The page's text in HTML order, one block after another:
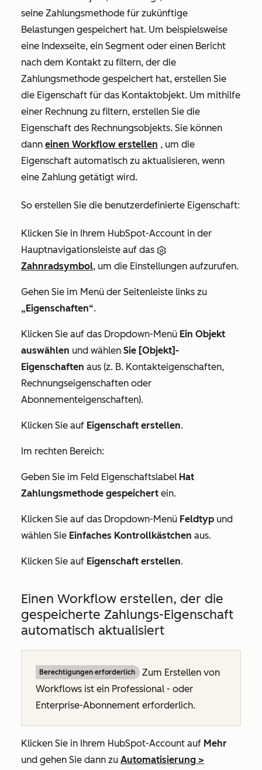
seine Zahlungsmethode für zukünftige
Belastungen gespeichert hat. Um beispielsweise
eine Indexseite, ein Segment oder einen Bericht
nach dem Kontakt zu filtern, der die
Zahlungsmethode gespeichert hat, erstellen Sie
die Eigenschaft für das Kontaktobjekt. Um mithilfe
einer Rechnung zu filtern, erstellen Sie die
Eigenschaft des Rechnungsobjekts. Sie können
dann einen Workflow erstellen , um die
Eigenschaft automatisch zu aktualisieren, wenn
eine Zahlung getätigt wird.
So erstellen Sie die benutzerdefinierte Eigenschaft:
Klicken Sie in Ihrem HubSpot-Account in der
Hauptnavigationsleiste auf das
Zahnradsymbol, um die Einstellungen aufzurufen.
Gehen Sie im Menü der Seitenleiste links zu
„Eigenschaften“.
Klicken Sie auf das Dropdown-Menü Ein Objekt
auswählen und wählen Sie [Objekt]-
Eigenschaften aus (z. B. Kontakteigenschaften,
Rechnungseigenschaften oder
Abonnementeigenschaften).
Klicken Sie auf Eigenschaft erstellen.
Im rechten Bereich:
Geben Sie im Feld Eigenschaftslabel Hat
Zahlungsmethode gespeichert ein.
Klicken Sie auf das Dropdown-Menü Feldtyp und
wählen Sie Einfaches Kontrollkästchen aus.
Klicken Sie auf Eigenschaft erstellen.
Einen Workflow erstellen, der die
gespeicherte Zahlungs-Eigenschaft
automatisch aktualisiert
Berechtigungen erforderlich
Zum Erstellen von
Workflows ist ein Professional - oder
Enterprise-Abonnement erforderlich.
Klicken Sie in Ihrem HubSpot-Account auf Mehr
und gehen Sie dann zu Automatisierung >